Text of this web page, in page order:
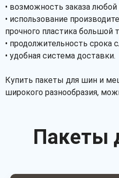
• возможность заказа любой
• использование
прочного пластика большой
• продолжительность срока
• удобная система доставки.
Купить пакеты для шин и
широкого разнообразия,
Пакеты